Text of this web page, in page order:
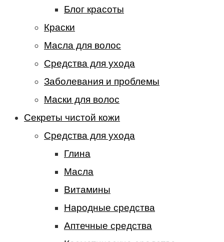
Блог красоты
Краски
Масла для волос
Средства для ухода
Заболевания и проблемы
Маски для волос
Секреты чистой кожи
Средства для ухода
Глина
Масла
Витамины
Народные средства
Аптечные средства